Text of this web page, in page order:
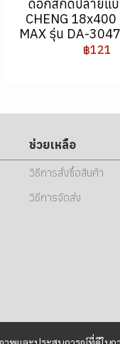
ดอกสกัดปลายแบ
CHENG 18x400
MAX รุ่น DA-
฿121
ช่วยเหลือ
วิธีการสั่งซื้อสินค้า
วิธีการจัดส่ง